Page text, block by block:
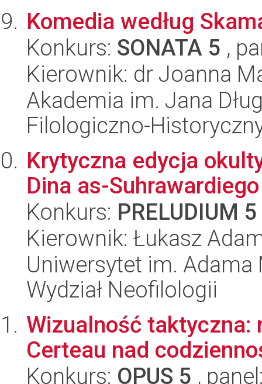
Komedia według
Konkurs: SONATA 5 ,
Kierownik: dr Joanna
Akademia im. Jana
Filologiczno-
Krytyczna edycja
Dina as-Suhrawardiego
Konkurs: PRELUDIUM 5
Kierownik: Łukasz
Uniwersytet im.
Wydział Neofilologii
Wizualność
Certeau nad
Konkurs: OPUS 5 ,